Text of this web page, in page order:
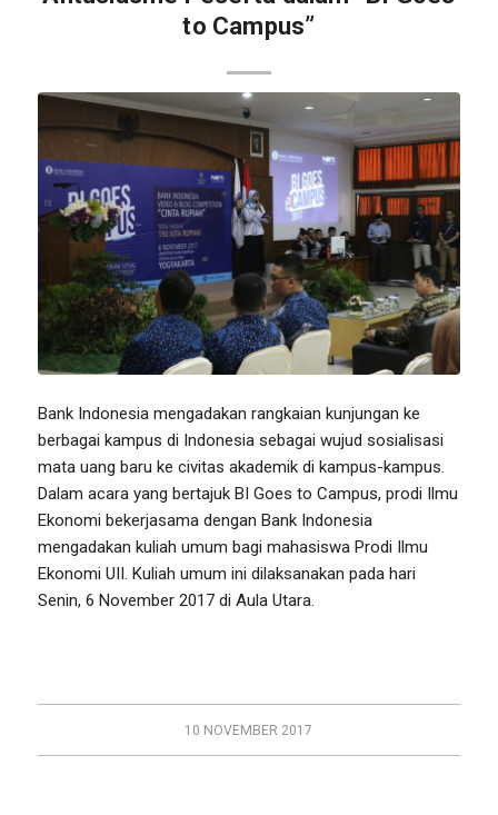
to Campus”
Bank Indonesia mengadakan rangkaian kunjungan ke
berbagai kampus di Indonesia sebagai wujud sosialisasi
mata uang baru ke civitas akademik di kampus-kampus.
Dalam acara yang bertajuk BI Goes to Campus, prodi Ilmu
Ekonomi bekerjasama dengan Bank Indonesia
mengadakan kuliah umum bagi mahasiswa Prodi Ilmu
Ekonomi UII. Kuliah umum ini dilaksanakan pada hari
Senin, 6 November 2017 di Aula Utara.
10 NOVEMBER 2017